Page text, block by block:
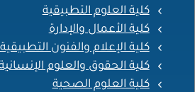
كلية العلوم التطبيقية
كلية الأعمال والإدارة
كلية الإعلام والفنون التطبيقية
كلية الحقوق والعلوم
كلية العلوم الصحية